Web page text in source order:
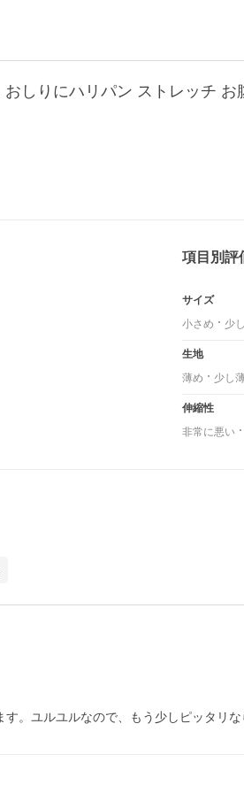
項目別評
サイズ
小さめ
少
生地
薄め
少し
伸縮性
非常に悪い
。ユルユルなので、もう少しピッタリ